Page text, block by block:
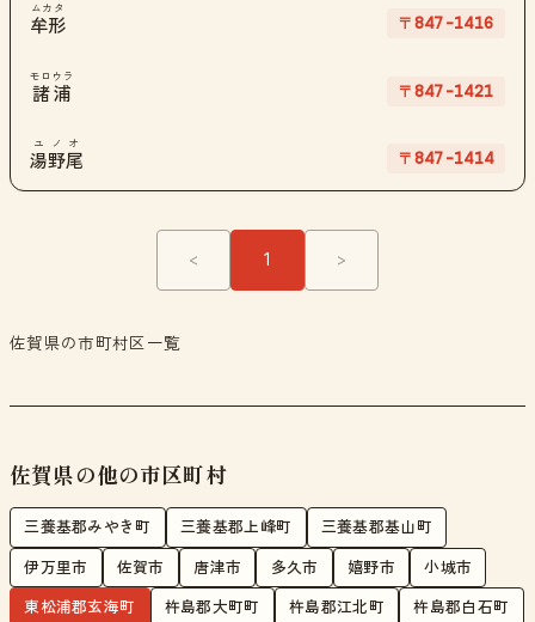
牟形
ムカタ
〒847-1416
諸浦
モロウラ
〒847-1421
湯野尾
ユノオ
〒847-1414
< 1 >
佐賀県の市町村区一覧
佐賀県の他の市区町村
三養基郡みやき町 三養基郡上峰町 三養基郡基山町
伊万里市 佐賀市 唐津市 多久市 嬉野市 小城市
東松浦郡玄海町 杵島郡大町町 杵島郡江北町 杵島郡白石町